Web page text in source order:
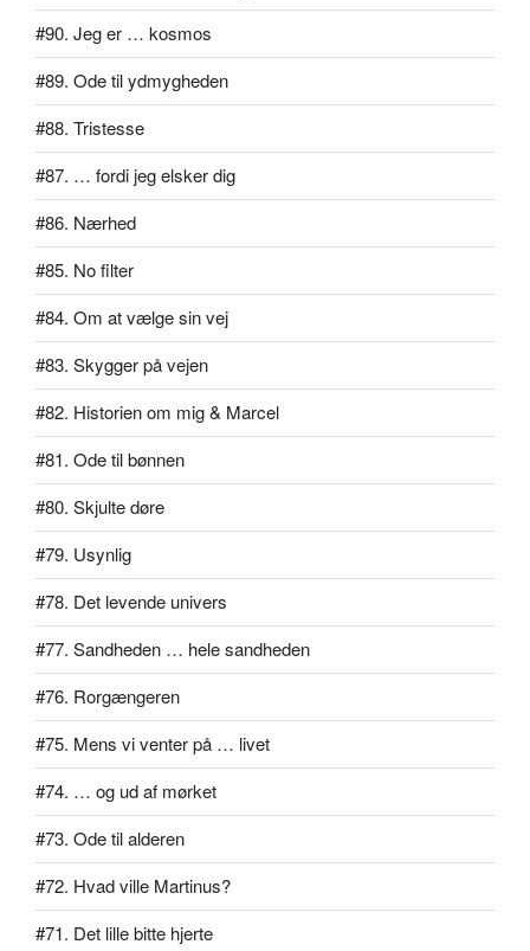
#90. Jeg er … kosmos
#89. Ode til ydmygheden
#88. Tristesse
#87. … fordi jeg elsker dig
#86. Nærhed
#85. No filter
#84. Om at vælge sin vej
#83. Skygger på vejen
#82. Historien om mig & Marcel
#81. Ode til bønnen
#80. Skjulte døre
#79. Usynlig
#78. Det levende univers
#77. Sandheden … hele sandheden
#76. Rorgængeren
#75. Mens vi venter på … livet
#74. … og ud af mørket
#73. Ode til alderen
#72. Hvad ville Martinus?
#71. Det lille bitte hjerte